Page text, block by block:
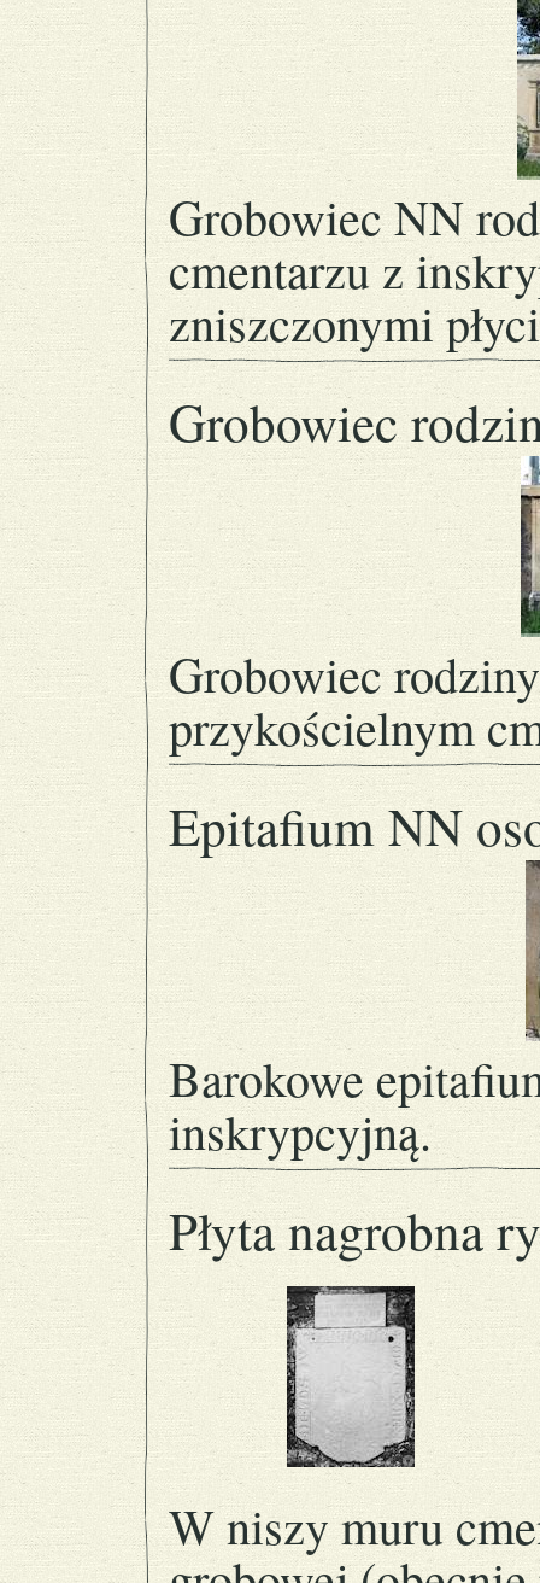
Grobowiec NN
cmentarzu z
zniszczonymi
Grobowiec
Grobowiec
przykościelnym
Epitafium NN
Barokowe
inskrypcyjną.
Płyta nagrobna
W niszy muru